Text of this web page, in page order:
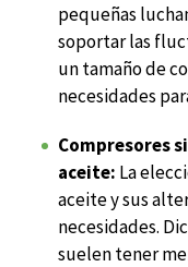
pequeñas
soportar las
un tamaño de
necesidades
Compresores
aceite: La
aceitey sus
necesidades.
suelen tener